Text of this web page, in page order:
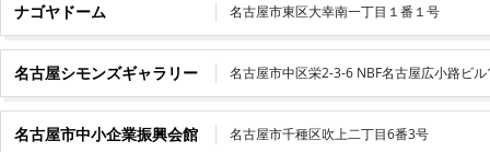
ナゴヤドーム 名古屋市東区大幸南一丁目１番１号
名古屋シモンズギャラリー 名古屋市中区栄2-3-6 NBF名古屋広小路ビル
名古屋市中小企業振興会館 名古屋市千種区吹上二丁目6番3号